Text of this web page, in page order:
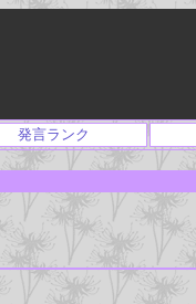
発言ランク